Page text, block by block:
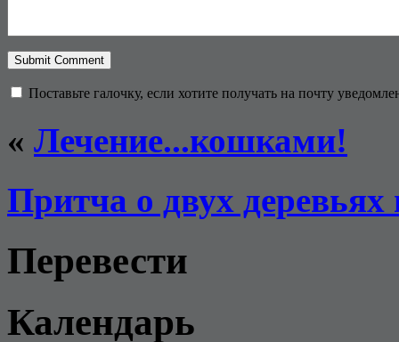
Поставьте галочку, если хотите получать на почту
« Лечение...кошками!
Притча о двух деревьях
Перевести
Календарь